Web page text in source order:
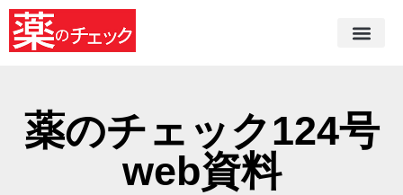
薬のチェック124号
web資料